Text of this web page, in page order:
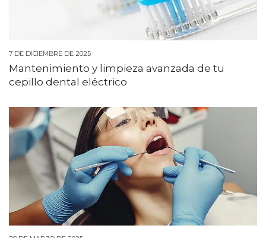
7 DE DICIEMBRE DE 2025
Mantenimiento y limpieza avanzada de tu
cepillo dental eléctrico